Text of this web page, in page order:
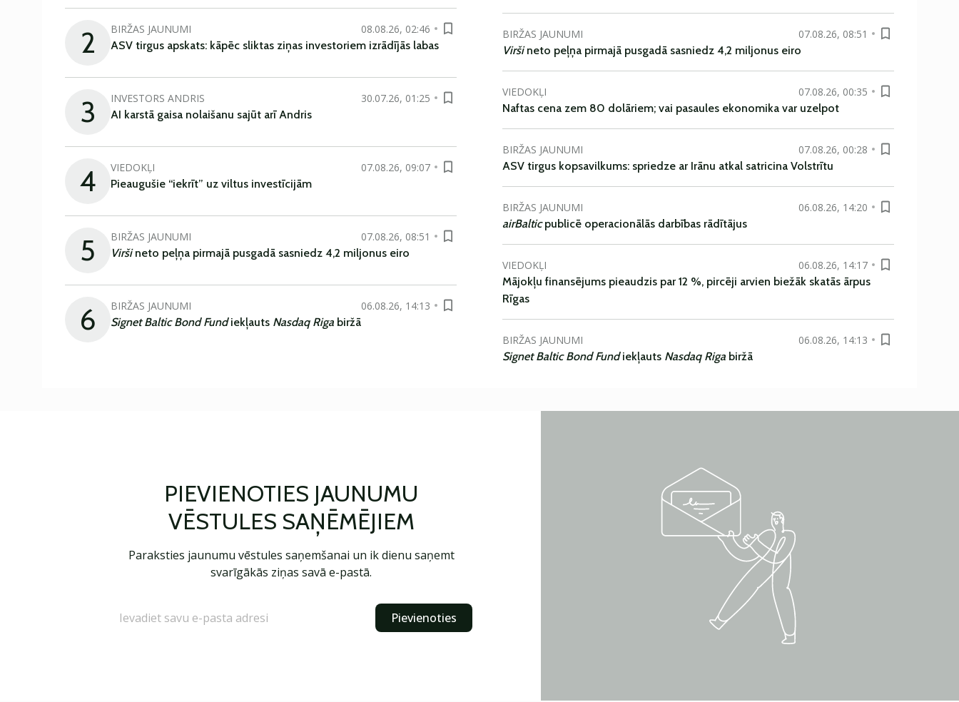
2 BIRŽAS JAUNUMI
08.08.26, 02:46
ASV tirgus apskats: kāpēc sliktas ziņas investoriem izrādījās labas
3 INVESTORS ANDRIS
30.07.26, 01:25
AI karstā gaisa nolaišanu sajūt arī Andris
4 VIEDOKĻI
07.08.26, 09:07
Pieaugušie “iekrīt” uz viltus investīcijām
5 BIRŽAS JAUNUMI
07.08.26, 08:51
Viršineto peļņa pirmajā pusgadā sasniedz 4,2 miljonus eiro
6 BIRŽAS JAUNUMI
06.08.26, 14:13
Signet Baltic Bond Fundiekļauts Nasdaq Riga biržā
BIRŽAS JAUNUMI
07.08.26, 08:51
Viršineto peļņa pirmajā pusgadā sasniedz 4,2 miljonus eiro
VIEDOKĻI
07.08.26, 00:35
Naftas cena zem 80 dolāriem; vai pasaules ekonomika var uzelpot
BIRŽAS JAUNUMI
07.08.26, 00:28
ASV tirgus kopsavilkums: spriedze ar Irānu atkal satricina Volstrītu
BIRŽAS JAUNUMI
06.08.26, 14:20
airBalticpublicē operacionālās darbības rādītājus
VIEDOKĻI
06.08.26, 14:17
Mājokļu finansējums pieaudzis par 12 %, pircēji arvien biežāk skatās ārpus
Rīgas
BIRŽAS JAUNUMI
06.08.26, 14:13
Signet Baltic Bond Fundiekļauts Nasdaq Riga biržā
PIEVIENOTIES JAUNUMU
VĒSTULES SAŅĒMĒJIEM
Paraksties jaunumu vēstules saņemšanai un ik dienu saņemt
svarīgākās ziņas savā e-pastā.
Pievienoties